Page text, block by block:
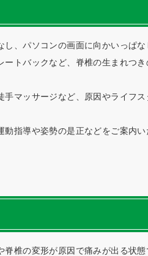
、パソコンの画面に向かいっぱ
トバックなど、脊椎の生まれつき
マッサージなど、原因やライフ
指導や姿勢の是正などをご案内い
椎の変形が原因で痛みが出る状態